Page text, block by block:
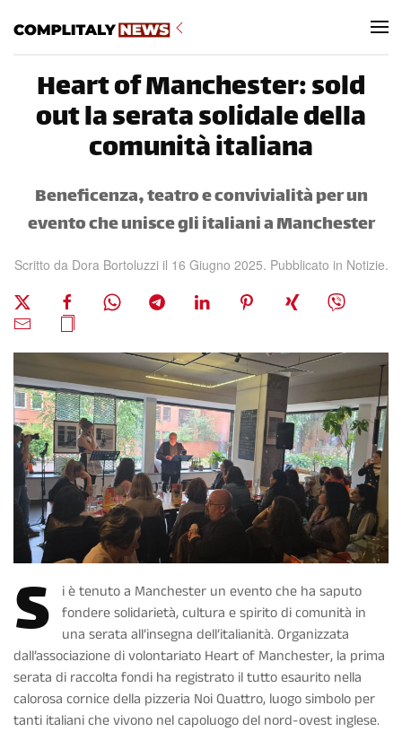
Heart of Manchester: sold
out la serata solidale della
comunità italiana
Beneficenza, teatro e convivialità per un
evento che unisce gli italiani a Manchester
Scritto da Dora Bortoluzziil 16 Giugno 2025. Pubblicato in Notizie.
S
i è tenuto a Manchester un evento che ha saputo
fondere solidarietà, cultura e spirito di comunità in
una serata all’insegna dell’italianità. Organizzata
dall’associazione di volontariato Heart of Manchester, la prima
serata di raccolta fondi ha registrato il tutto esaurito nella
calorosa cornice della pizzeria Noi Quattro, luogo simbolo per
tanti italiani che vivono nel capoluogo del nord-ovest inglese.